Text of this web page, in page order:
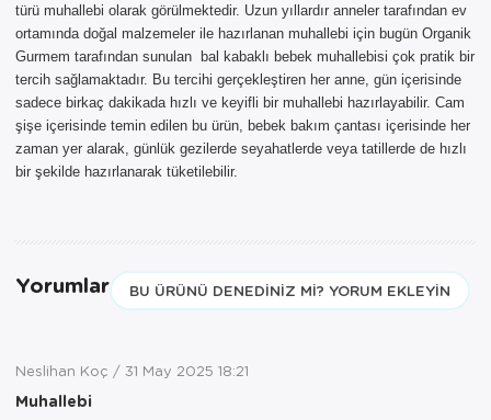
türü muhallebi olarak görülmektedir. Uzun yıllardır anneler tarafından ev
ortamında doğal malzemeler ile hazırlanan muhallebi için bugün Organik
Gurmem tarafından sunulan bal kabaklı bebek muhallebisi çok pratik bir
tercih sağlamaktadır. Bu tercihi gerçekleştiren her anne, gün içerisinde
sadece birkaç dakikada hızlı ve keyifli bir muhallebi hazırlayabilir. Cam
şişe içerisinde temin edilen bu ürün, bebek bakım çantası içerisinde her
zaman yer alarak, günlük gezilerde seyahatlerde veya tatillerde de hızlı
bir şekilde hazırlanarak tüketilebilir.
Yorumlar BU ÜRÜNÜ DENEDINIZ MI? YORUM EKLEYIN
Neslihan Koç 31 May 2025 18:21
Muhallebi